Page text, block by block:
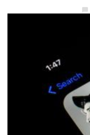
chat_bubble